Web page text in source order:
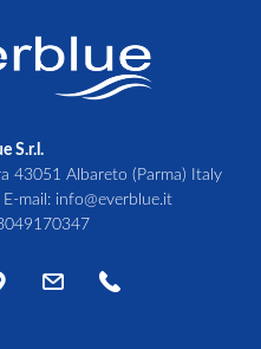
S.r.l.
43051 Albareto (Parma) Italy
mail: info@everblue.it